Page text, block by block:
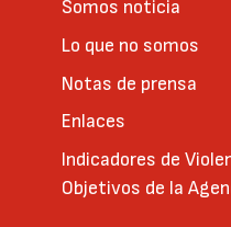
Somos noticia
Lo que no somos
Notas de prensa
Enlaces
Indicadores de
Objetivos de la